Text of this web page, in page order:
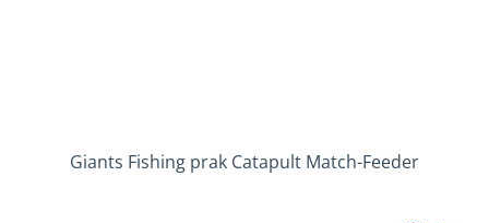
Giants Fishing prak Catapult Match-Feeder